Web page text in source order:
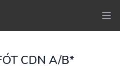
CDN A/B*